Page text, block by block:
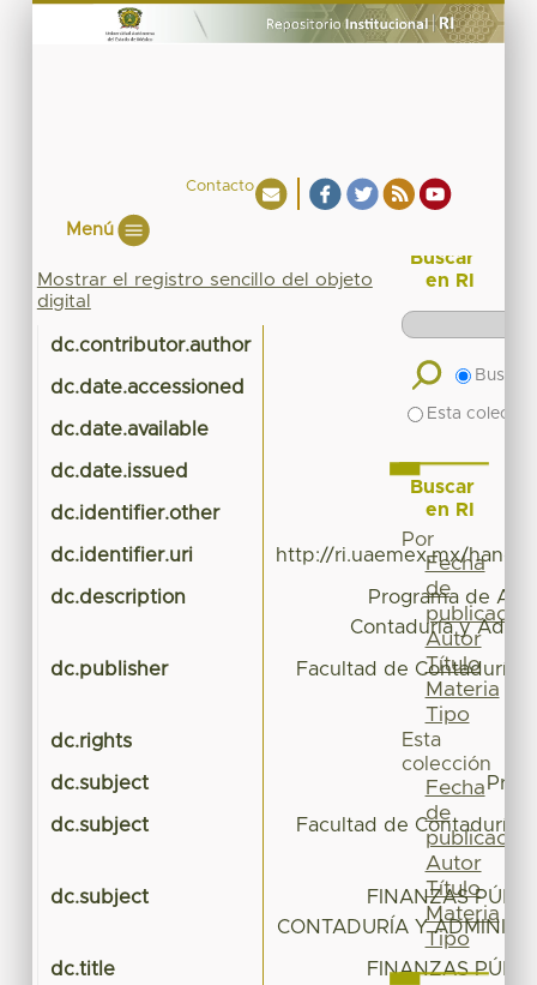
Contacto
Menú
Mostrar el registro sencillo del objeto
digital
dc.contributor.author
dc.date.accessioned
dc.date.available
dc.date.issued
dc.identifier.other
dc.identifier.uri http://ri.uaemex.mx/
dc.description
Programa de
Contaduría y
dc.publisher Facultad de Contaduría
dc.rights
dc.subject
dc.subject Facultad de Contaduría
dc.subject
FINANZAS
CONTADURÍA Y
dc.title
FINANZAS
Buscar
en RI
Buscar
Esta
Buscar
en RI
Por
Fecha
de
publicación
Autor
Título
Materia
Tipo
Esta
colección
Fecha
de
publicación
Autor
Título
Materia
Tipo